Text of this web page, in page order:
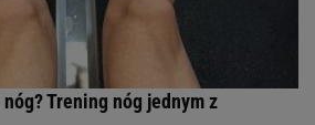
Trening nóg jednym z